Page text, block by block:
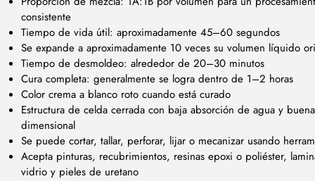
consistente
Tiempo de vida útil: aproximadamente 45–60 segundos
Se expande a aproximadamente 10 veces su volumen líquido
Tiempo de desmoldeo: alrededor de 20–30 minutos
Cura completa: generalmente se logra dentro de 1–2 horas
Color crema a blanco roto cuando está curado
Estructura de celda cerrada con baja absorción de agua y
dimensional
Se puede cortar, tallar, perforar, lijar o mecanizar usando
Acepta pinturas, recubrimientos, resinas epoxi o poliéster,
vidrio y pieles de uretano